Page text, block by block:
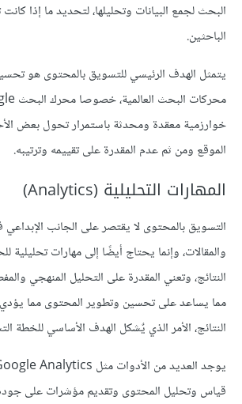
البحث لجمع البيانات وتحليلها، لتحديد ما إذا
الباحثين.
يتمثل الهدف الرئيسي للتسويق بالمحتوى هو
خوارزمية معقدة ومحدثة باستمرار تحول بعض
الموقع ومن ثم عدم المقدرة على تقييمه وترتيبه.
المهارات التحليلية (Analytics)
التسويق بالمحتوى لا يقتصر على الجانب الإبداعي
والمقالات، وإنما يحتاج أيضًا إلى مهارات
النتائج، وتعني المقدرة على التحليل المنهجي
مما يساعد على تحسين وتطوير المحتوى مما
النتائج، الأمر الذي يٌشكل الهدف الأساسي للخطة
قياس وتحليل المحتوى وتقديم مؤشرات على جودة